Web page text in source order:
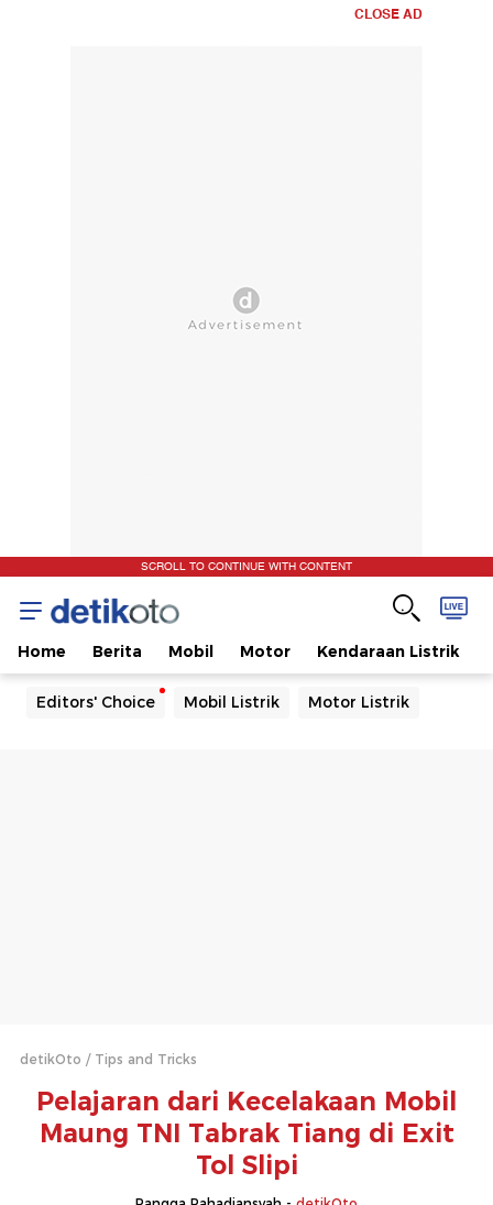
CLOSE AD
SCROLL TO CONTINUE WITH CONTENT
Home Berita Mobil Motor Kendaraan Listrik
Editors' Choice Mobil Listrik Motor Listrik
detikOto Tips and Tricks
Pelajaran dari Kecelakaan Mobil
Maung TNI Tabrak Tiang di Exit
Tol Slipi